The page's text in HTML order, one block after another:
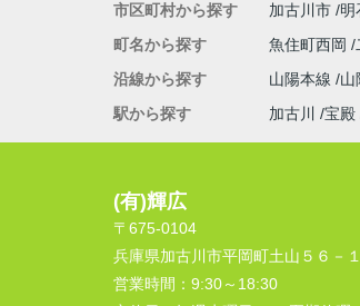
市区町村から探す 加古川市 明
町名から探す
魚住町西岡
沿線から探す
山陽本線 山
駅から探す
加古川 宝殿
(有)輝広
〒675-0104
兵庫県加古川市平岡町土山５６－１
営業時間： 9:30～18:30